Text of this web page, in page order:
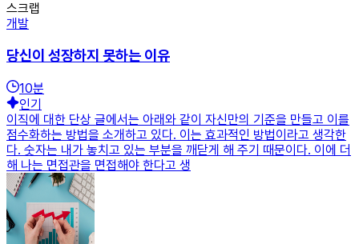
스크랩
개발
당신이 성장하지 못하는 이유
10분
인기
이직에 대한 단상 글에서는 아래와 같이 자신만의 기준을 만들고 이를
점수화하는 방법을 소개하고 있다. 이는 효과적인 방법이라고 생각한
다. 숫자는 내가 놓치고 있는 부분을 깨닫게 해 주기 때문이다. 이에 더
해 나는 면접관을 면접해야 한다고 생